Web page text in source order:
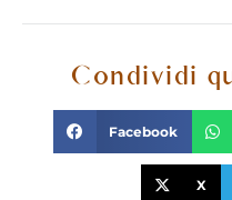
Condividi
Facebook
X